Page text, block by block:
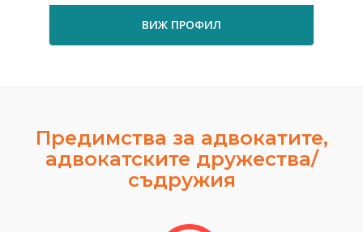
ВИЖ ПРОФИЛ
Предимства за адвокатите,
адвокатските дружества/
съдружия